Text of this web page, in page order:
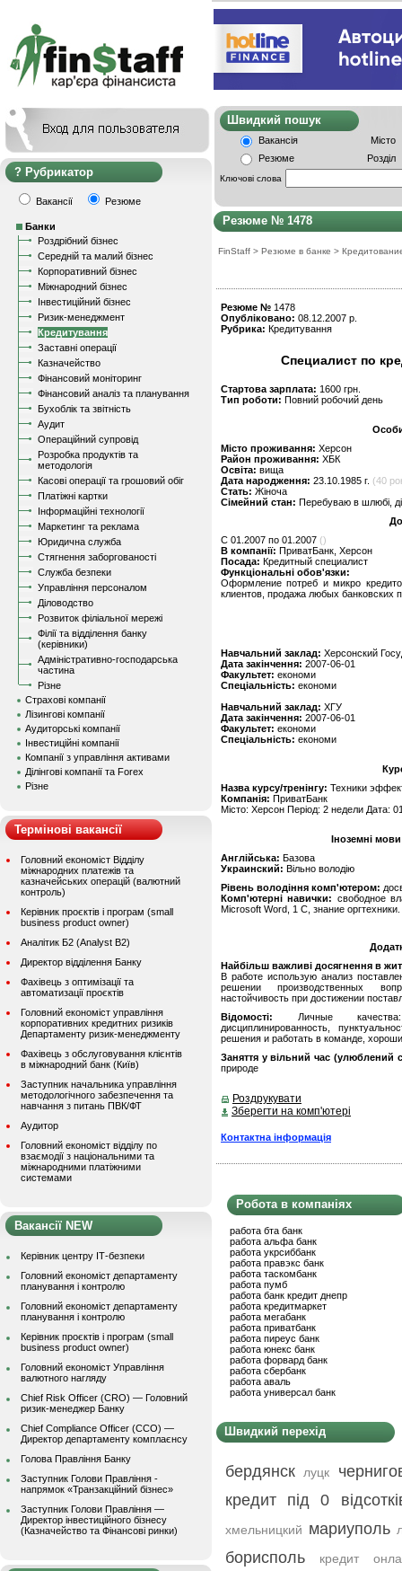
Рубрикатор
Вакансії Резюме
Банки
Роздрібний бізнес
Середній та малий бізнес
Корпоративний бізнес
Міжнародний бізнес
Інвестиційний бізнес
Ризик-менеджмент
Кредитування
Заставні операції
Казначейство
Фінансовий моніторинг
Фінансовий аналіз та планування
Бухоблік та звітність
Аудит
Операційний супровід
Розробка продуктів та
методологія
Касові операції та грошовий обіг
Платіжні картки
Інформаційні технології
Маркетинг та реклама
Юридична служба
Стягнення заборгованості
Служба безпеки
Управління персоналом
Діловодство
Розвиток філіальної мережі
Філії та відділення банку
(керівники)
Адміністративно-господарська
частина
Різне
Страхові компанії
Лізингові компанії
Аудиторські компанії
Інвестиційні компанії
Компанії з управління активами
Ділінгові компанії та Forex
Різне
Термінові вакансії
Головний економіст Відділу
міжнародних платежів та
казначейських операцій (валютний
контроль)
Керівник проєктів і програм (small
business product owner)
Аналітик Б2 (Analyst B2)
Директор відділення Банку
Фахівець з оптимізації та
автоматизації проєктів
Головний економіст управління
корпоративних кредитних ризиків
Департаменту ризик-менеджменту
Фахівець з обслуговування клієнтів
в міжнародний банк (Київ)
Заступник начальника управління
методологічного забезпечення та
навчання з питань ПВК/ФТ
Аудитор
Головний економіст відділу по
взаємодії з національними та
міжнародними платіжними
системами
Вакансії NEW
Керівник центру ІТ-безпеки
Головний економіст департаменту
планування і контролю
Головний економіст департаменту
планування і контролю
Керівник проєктів і програм (small
business product owner)
Головний економіст Управління
валютного нагляду
Chief Risk Officer (CRO) — Головний
ризик-менеджер Банку
Chief Compliance Officer (CCO) —
Директор департаменту комплаєнсу
Голова Правління Банку
Заступник Голови Правління -
напрямок «Транзакційний бізнес»
Заступник Голови Правління —
Директор інвестиційного бізнесу
(Казначейство та Фінансові ринки)
Швидкий
Вакансія
Місто
Резюме
Розділ
Ключові слова
Резюме № 1478
FinStaff > Резюме в банке >
Резюме № 1478
Опубліковано: 08.12.2007 р.
Рубрика: Кредитування
Специалист по
Стартова зарплата: 1600 грн.
Тип роботи: Повний робочий день
Місто проживання: Херсон
Район проживання: ХБК
Освіта: вища
Дата народження: 23.10.1985 г. (40
Стать: Жіноча
Сімейний стан: Перебуваю в шлюбі,
C 01.2007 по 01.2007 ()
В компанії: ПриватБанк, Херсон
Посада: Кредитный специалист
Функціональні обов'язки:
Оформление потреб и микро
клиентов, продажа любых банковских
Навчальний заклад: Херсонский
Дата закінчення: 2007-06-01
Факультет: економи
Спеціальність: економи
Навчальний заклад: ХГУ
Дата закінчення: 2007-06-01
Факультет: економи
Спеціальність: економи
Назва курсу/тренінгу: Техники
Компанія: ПриватБанк
Місто: Херсон Період: 2 недели Дата:
Іноземні
Англійська: Базова
Украинский: Вільно володію
Рівень володіння комп'ютером:
Комп'ютерні навички: свободное
Microsoft Word, 1 С, знание
Найбільш важливі досягнення в
В работе использую анализ
решении производственных
настойчивость при достижении
Відомості: Личные качества:
дисциплинированность,
решения и работать в команде,
Заняття у вільний час (улюблений
природе
Роздрукувати
Зберегти на комп'ютері
Контактна інформація
Робота в компаніях
работа бта банк
работа альфа банк
работа укрсиббанк
работа правэкс банк
работа таскомбанк
работа пумб
работа банк кредит днепр
работа кредитмаркет
работа мегабанк
работа приватбанк
работа пиреус банк
работа юнекс банк
работа форвард банк
работа сбербанк
работа аваль
работа универсал банк
Швидкий перехід
бердянск луцк
кредит під 0
хмельницкий мариуполь
борисполь кредит